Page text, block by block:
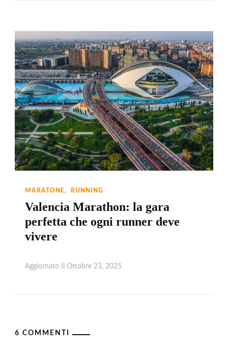
MARATONE RUNNING
Valencia Marathon: la gara
perfetta che ogni runner deve
vivere
Aggiornato Il Ottobre 23, 2025
6 COMMENTI